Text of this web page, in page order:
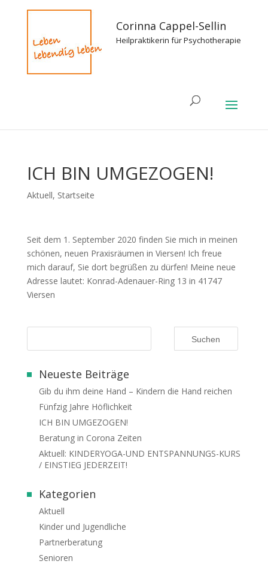
Corinna Cappel-Sellin
Heilpraktikerin für Psychotherapie
ICH BIN UMGEZOGEN!
Aktuell, Startseite
Seit dem 1. September 2020 finden Sie mich in meinen
schönen, neuen Praxisräumen in Viersen! Ich freue
mich darauf, Sie dort begrüßen zu dürfen! Meine neue
Adresse lautet: Konrad-Adenauer-Ring 13 in 41747
Viersen
Neueste Beiträge
Gib du ihm deine Hand – Kindern die Hand reichen
Fünfzig Jahre Höflichkeit
ICH BIN UMGEZOGEN!
Beratung in Corona Zeiten
Aktuell: KINDERYOGA-UND ENTSPANNUNGS-KURS
/ EINSTIEG JEDERZEIT!
Kategorien
Aktuell
Kinder und Jugendliche
Partnerberatung
Senioren